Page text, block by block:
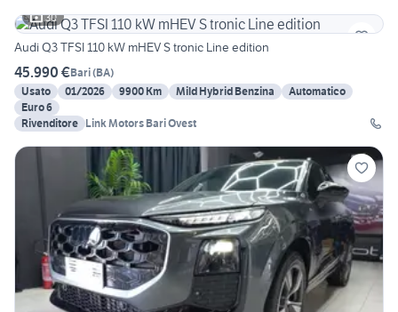
30
Audi Q3 TFSI 110 kW mHEV S tronic Line edition
45.990 €Bari(BA)
Usato
01/2026 9900 Km Mild Hybrid Benzina
Automatico
Euro 6
Rivenditore Link Motors Bari Ovest